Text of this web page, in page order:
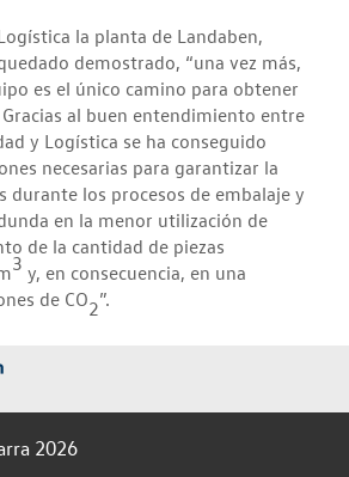
la planta de Landaben,
demostrado, “una vez más,
es el único camino para obtener
al buen entendimiento entre
y Logística se ha conseguido
necesarias para garantizar la
durante los procesos de embalaje y
en la menor utilización de
de la cantidad de piezas
3 y, en consecuencia, en una
de CO2”.
2026